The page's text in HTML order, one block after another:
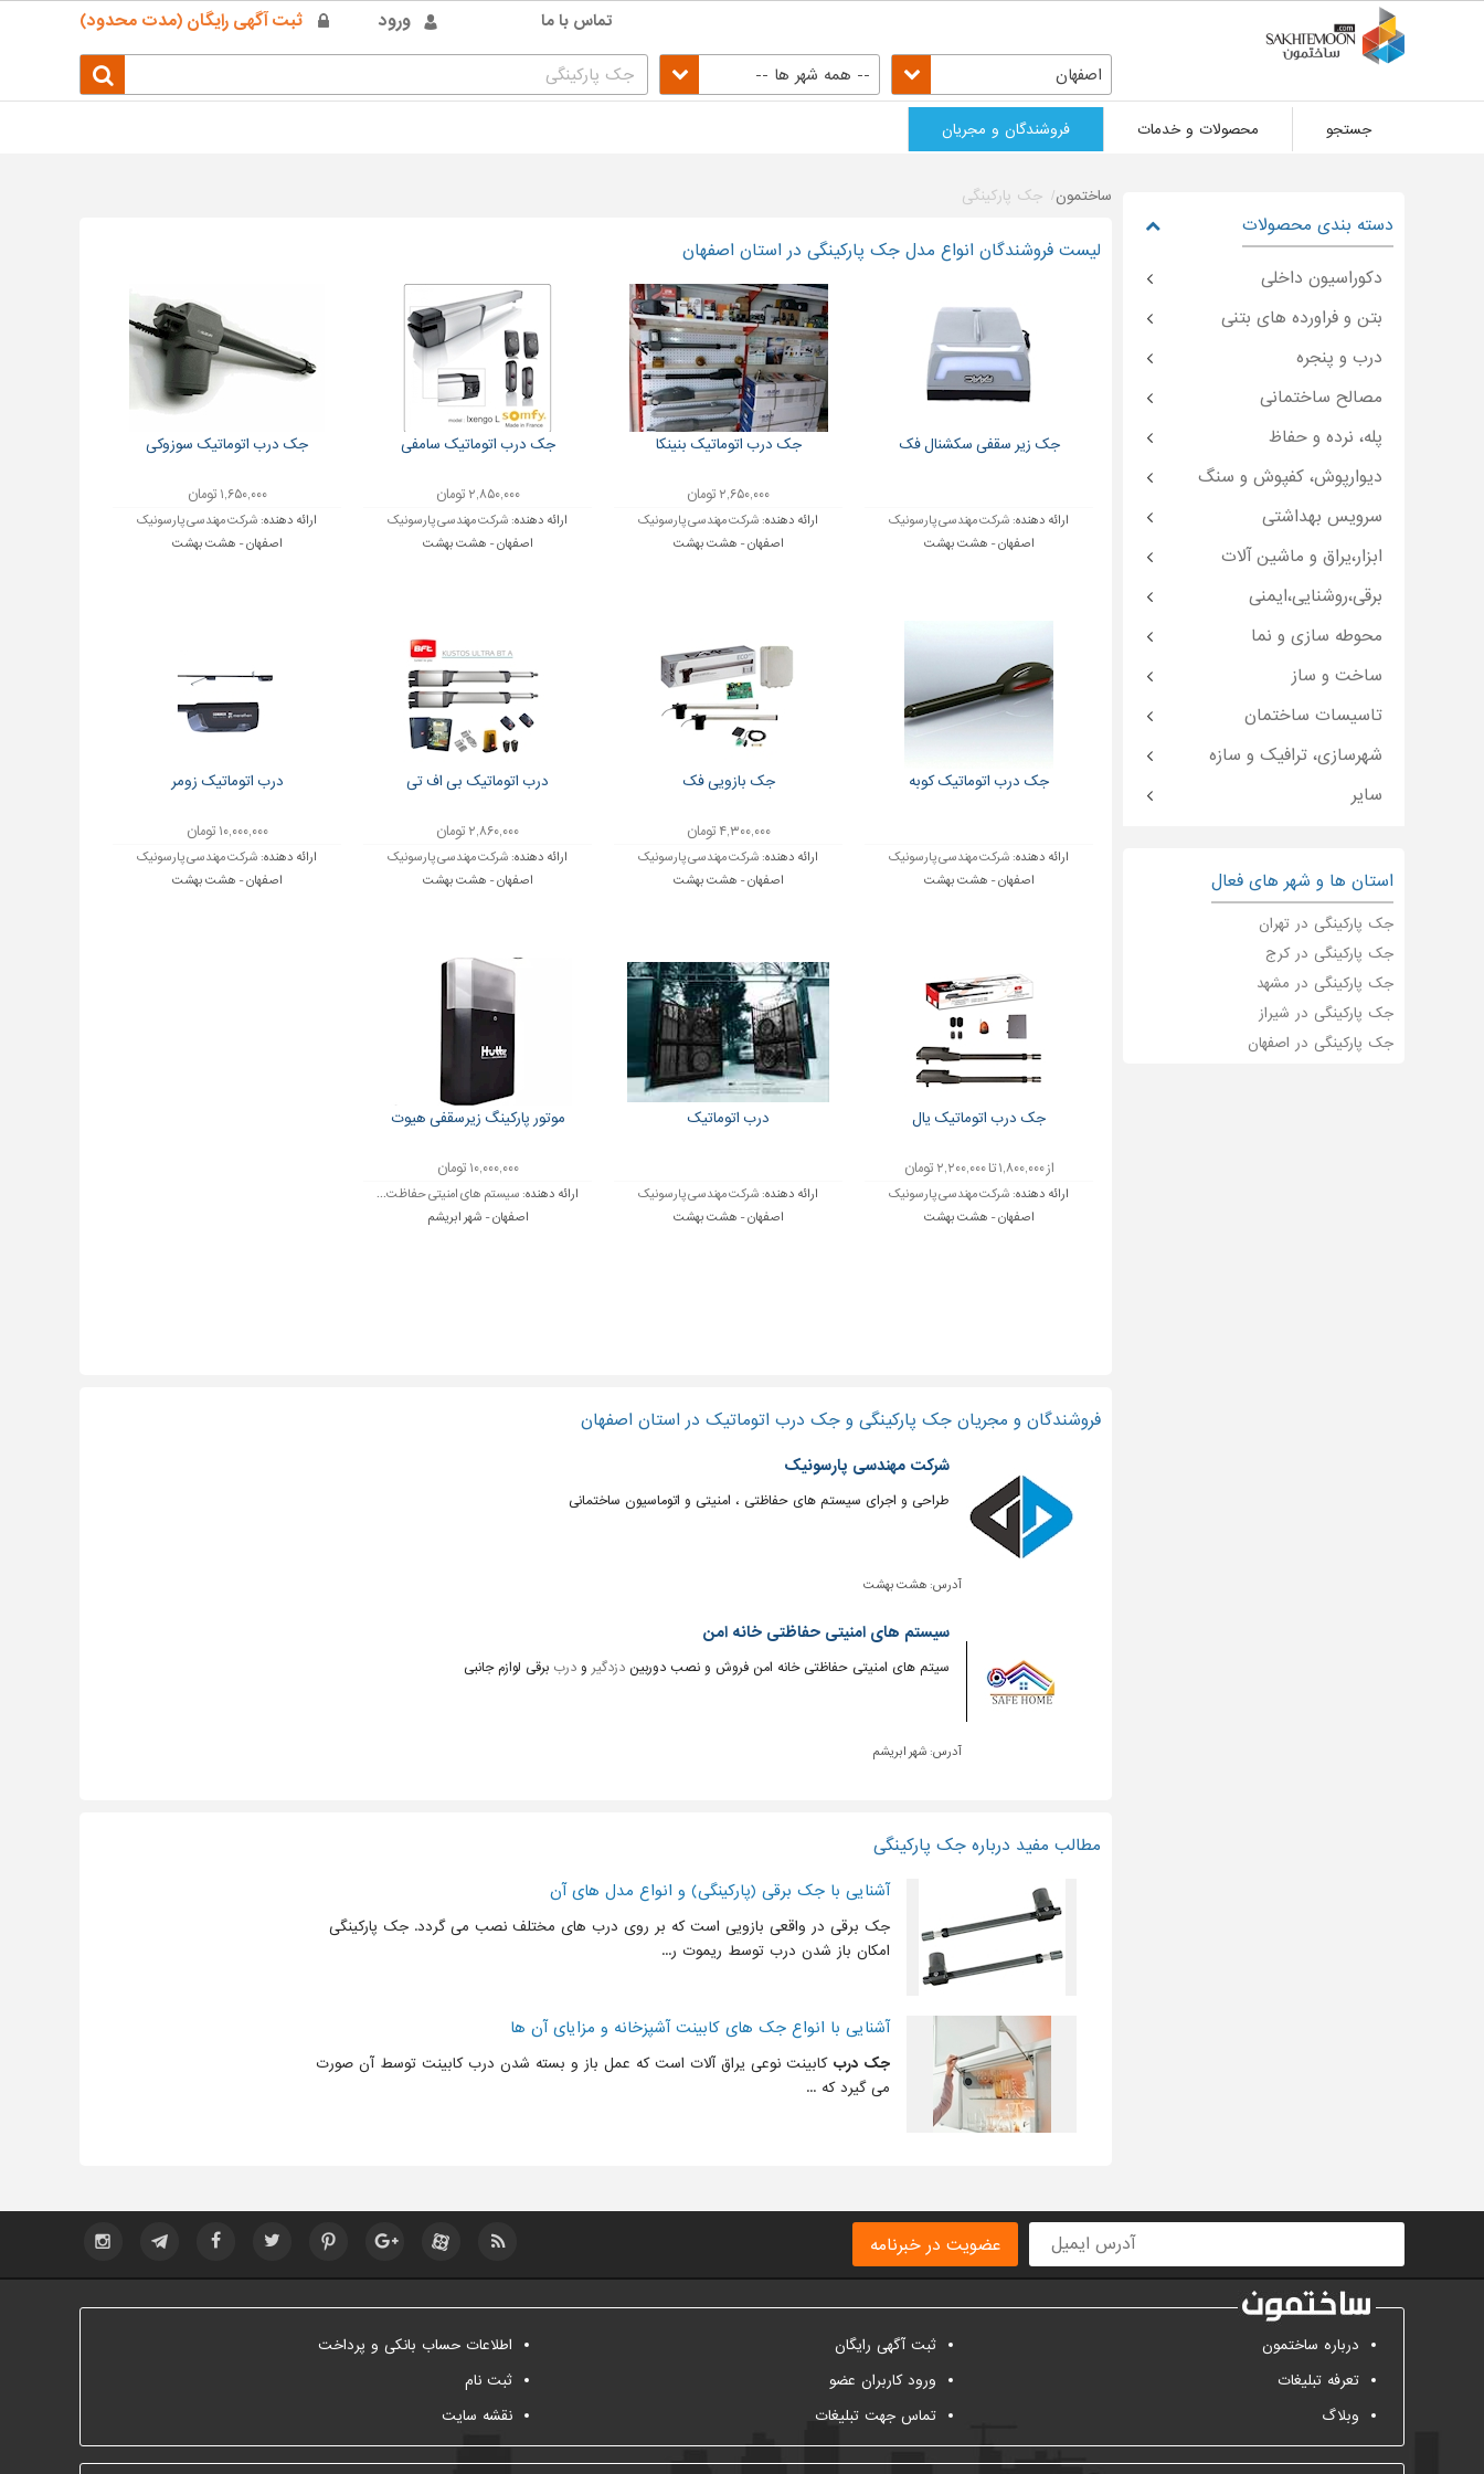
ورود ثبت آگهی رایگان (مدت محدود) تماس با ما
اصفهان -- همه شهر ها --
جستجو محصولات و خدمات فروشندگان و مجریان
ساختمون جک پارکینگی
لیست فروشندگان انواع مدل جک پارکینگی در استان اصفهان
جک زیر سقفی سکشنال فک
ارائه دهنده: شرکت مهندسی پارسونیک
اصفهان - هشت بهشت
جک درب اتوماتیک بنینکا
۲,۶۵۰,۰۰۰ تومان
ارائه دهنده: شرکت مهندسی پارسونیک
اصفهان - هشت بهشت
جک درب اتوماتیک سامفی
۲,۸۵۰,۰۰۰ تومان
ارائه دهنده: شرکت مهندسی پارسونیک
اصفهان - هشت بهشت
جک درب اتوماتیک سوزوکی
۱,۶۵۰,۰۰۰ تومان
ارائه دهنده: شرکت مهندسی پارسونیک
اصفهان - هشت بهشت
جک درب اتوماتیک کوبه
ارائه دهنده: شرکت مهندسی پارسونیک
اصفهان - هشت بهشت
جک بازویی فک
۴,۳۰۰,۰۰۰ تومان
ارائه دهنده: شرکت مهندسی پارسونیک
اصفهان - هشت بهشت
درب اتوماتیک بی اف تی
۲,۸۶۰,۰۰۰ تومان
ارائه دهنده: شرکت مهندسی پارسونیک
اصفهان - هشت بهشت
درب اتوماتیک زومر
۱۰,۰۰۰,۰۰۰ تومان
ارائه دهنده: شرکت مهندسی پارسونیک
اصفهان - هشت بهشت
جک درب اتوماتیک یال
از ۱,۸۰۰,۰۰۰ تا ۲,۲۰۰,۰۰۰ تومان
ارائه دهنده: شرکت مهندسی پارسونیک
اصفهان - هشت بهشت
درب اتوماتیک
ارائه دهنده: شرکت مهندسی پارسونیک
اصفهان - هشت بهشت
موتور پارکینگ زیرسقفی هیوت
۱۰,۰۰۰,۰۰۰ تومان
ارائه دهنده: سیستم های امنیتی حفاظت...
اصفهان - شهر ابریشم
فروشندگان و مجریان جک پارکینگی و جک درب اتوماتیک در استان اصفهان
شرکت مهندسی پارسونیک
طراحی و اجرای سیستم های حفاظتی ، امنیتی و اتوماسیون ساختمانی
آدرس: هشت بهشت
سیستم های امنیتی حفاظتی خانه امن
سیتم های امنیتی حفاظتی خانه امن فروش و نصب دوربین دزدگیر و درب برقی لوازم جانبی
آدرس: شهر ابریشم
مطالب مفید درباره جک پارکینگی
آشنایی با جک برقی (پارکینگی) و انواع مدل های آن
جک برقی در واقعی بازویی است که بر روی درب های مختلف نصب می گردد. جک پارکینگی
امکان باز شدن درب توسط ریموت ر...
آشنایی با انواع جک های کابینت آشپزخانه و مزایای آن ها
جک درب کابینت نوعی یراق آلات است که عمل باز و بسته شدن درب کابینت توسط آن صورت
می گیرد که ...
دسته بندی محصولات
دکوراسیون داخلی
بتن و فراورده های بتنی
درب و پنجره
مصالح ساختمانی
پله، نرده و حفاظ
دیوارپوش، کفپوش و سنگ
سرویس بهداشتی
ابزار،یراق و ماشین آلات
برقی،روشنایی،ایمنی
محوطه سازی و نما
ساخت و ساز
تاسیسات ساختمان
شهرسازی، ترافیک و سازه
سایر
استان ها و شهر های فعال
جک پارکینگی در تهران
جک پارکینگی در کرج
جک پارکینگی در مشهد
جک پارکینگی در شیراز
جک پارکینگی در اصفهان
عضویت در خبرنامه
درباره ساختمون
تعرفه تبلیغات
وبلاگ
ثبت آگهی رایگان
ورود کاربران عضو
تماس جهت تبلیغات
اطلاعات حساب بانکی و پرداخت
ثبت نام
نقشه سایت